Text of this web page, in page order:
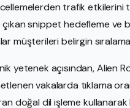
trafik etkilerini
snippet hedefleme ve
müşterileri belirgin
yetenek açısından, Alien
vakalarda tıklama
doğal dil işleme kullanarak